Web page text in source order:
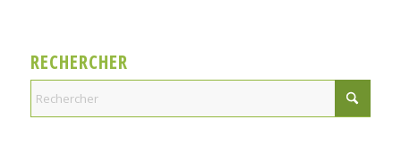
RECHERCHER